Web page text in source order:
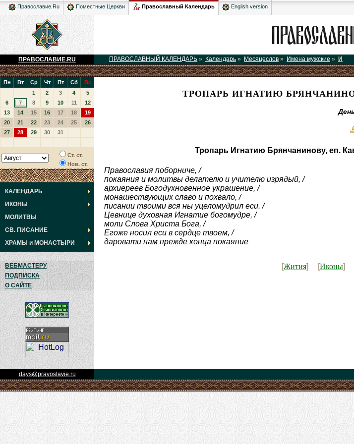
Православие.Ru Поместные Церкви Православный Календарь English version
ПРАВОСЛАВИЕ.RU ПРАВОСЛАВНЫЙ КАЛЕНДАРЬ » Календарь » Месяцеслов » Имена мужские » И
Пн Вт Ср Чт Пт Сб
Вс
1
2 3 4
5
6
7 8 9 10 11
12
13
14 15 16 17 18
19
20
21 22 23 24 25
26
27
28 29 30 31
Ст. ст.
Нов. ст.
КАЛЕНДАРЬ
ИКОНЫ
МОЛИТВЫ
СВ. ПИСАНИЕ
ХРАМЫ и МОНАСТЫРИ
ВЕБМАСТЕРУ
ПОДПИСКА
О САЙТЕ
ТРОПАРЬ ИГНАТИЮ
Тропарь Игнатию Брянчанинову, еп.
Православия поборниче, /
покаяния и молитвы делателю и учителю изрядый, /
архиереев Богодухновенное украшение, /
монашествующих славо и похвало, /
писании твоими вся ны уцеломудрил еси. /
Цевнице духовная Игнатие богомудре, /
моли Слова Христа Бога, /
Егоже носил еси в сердце твоем, /
даровати нам прежде конца покаяние
[Жития] [Иконы]
days@pravoslavie.ru